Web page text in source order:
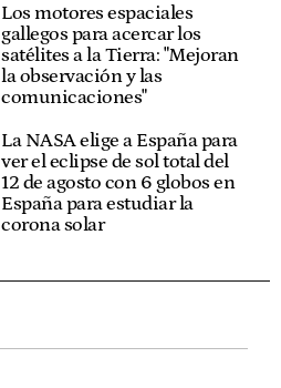
Los motores espaciales
gallegos para acercar los
satélites a la Tierra: "Mejoran
la observación y las
comunicaciones"
La NASA elige a España para
ver el eclipse de sol total del
12 de agosto con 6 globos en
España para estudiar la
corona solar